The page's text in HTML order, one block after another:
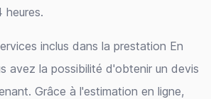
heures.
inclus dans la prestation En
avez la possibilité d'obtenir un devis
Grâce à l'estimation en ligne,